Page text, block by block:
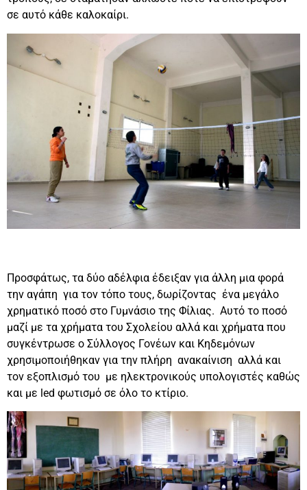
σε αυτό κάθε καλοκαίρι.
Προσφάτως, τα δύο αδέλφια έδειξαν για άλλη μια φορά
την αγάπη για τον τόπο τους, δωρίζοντας ένα μεγάλο
χρηματικό ποσό στο Γυμνάσιο της Φίλιας. Αυτό το ποσό
μαζί με τα χρήματα του Σχολείου αλλά και χρήματα που
συγκέντρωσε ο Σύλλογος Γονέων και Κηδεμόνων
χρησιμοποιήθηκαν για την πλήρη ανακαίνιση αλλά και
τον εξοπλισμό του με ηλεκτρονικούς υπολογιστές καθώς
και με led φωτισμό σε όλο το κτίριο.